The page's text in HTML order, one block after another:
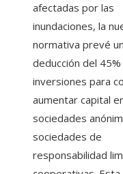
afectadas por las
inundaciones, la
normativa prevé
deducción del
inversiones para
aumentar capital
sociedades
sociedades de
responsabilidad